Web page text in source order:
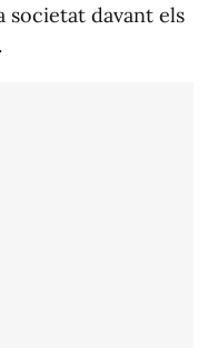
societat davant els